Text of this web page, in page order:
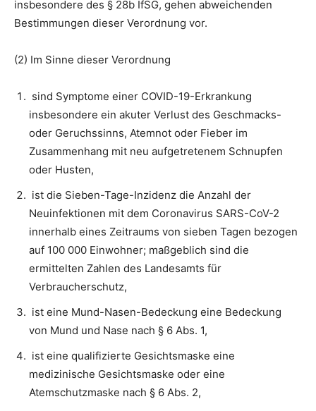
insbesondere des § 28b IfSG, gehen abweichenden
Bestimmungen dieser Verordnung vor.
(2) Im Sinne dieser Verordnung
sind Symptome einer COVID-19-Erkrankung
insbesondere ein akuter Verlust des Geschmacks-
oder Geruchssinns, Atemnot oder Fieber im
Zusammenhang mit neu aufgetretenem Schnupfen
oder Husten,
ist die Sieben-Tage-Inzidenz die Anzahl der
Neuinfektionen mit dem Coronavirus SARS-CoV-2
innerhalb eines Zeitraums von sieben Tagen bezogen
auf 100 000 Einwohner; maßgeblich sind die
ermittelten Zahlen des Landesamts für
Verbraucherschutz,
ist eine Mund-Nasen-Bedeckung eine Bedeckung
von Mund und Nase nach § 6 Abs. 1,
ist eine qualifizierte Gesichtsmaske eine
medizinische Gesichtsmaske oder eine
Atemschutzmaske nach § 6 Abs. 2,